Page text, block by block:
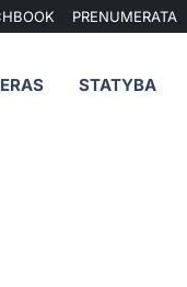
PRENUMERATA
STATYBA